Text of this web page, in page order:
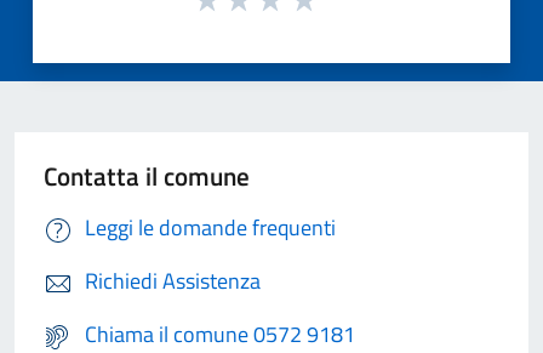
Contatta il comune
Leggi le domande frequenti
Richiedi Assistenza
Chiama il comune 0572 9181